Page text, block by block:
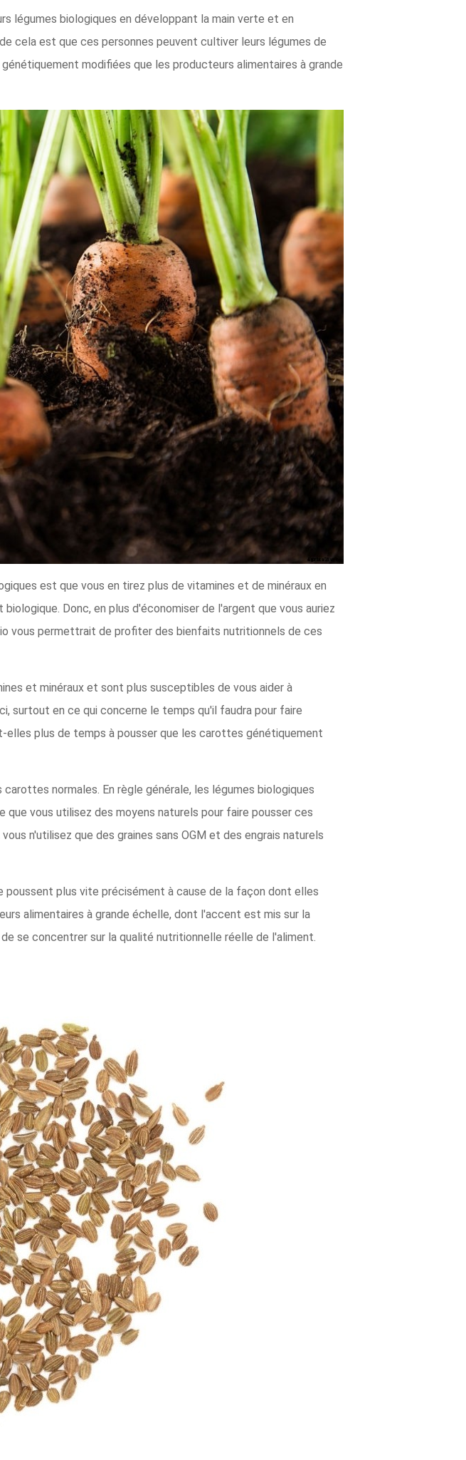
légumes biologiques en développant la main verte et en
cela est que ces personnes peuvent cultiver leurs légumes de
modifiées que les producteurs alimentaires à grande
est que vous en tirez plus de vitamines et de minéraux en
Donc, en plus d'économiser de l'argent que vous auriez
vous permettrait de profiter des bienfaits nutritionnels de ces
et minéraux et sont plus susceptibles de vous aider à
surtout en ce qui concerne le temps qu'il faudra pour faire
plus de temps à pousser que les carottes génétiquement
normales. En règle générale, les légumes biologiques
vous utilisez des moyens naturels pour faire pousser ces
n'utilisez que des graines sans OGM et des engrais naturels
plus vite précisément à cause de la façon dont elles
alimentaires à grande échelle, dont l'accent est mis sur la
se concentrer sur la qualité nutritionnelle réelle de l'aliment.